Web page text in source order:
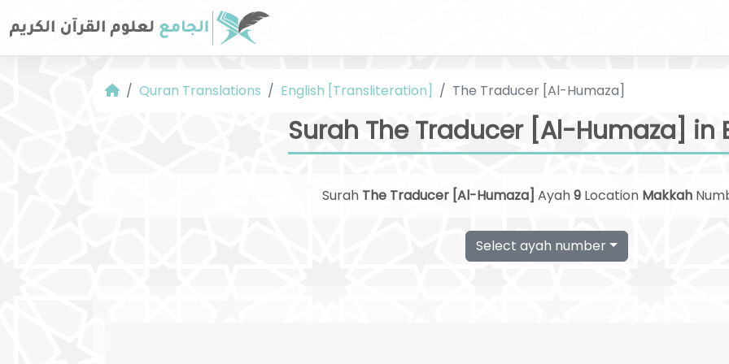
Quran Translations English [Transliteration] The Traducer [Al-Humaza]
Surah The Traducer [Al-Humaza] in
Surah The Traducer [Al-Humaza] Ayah9Location Makkah
Select ayah number